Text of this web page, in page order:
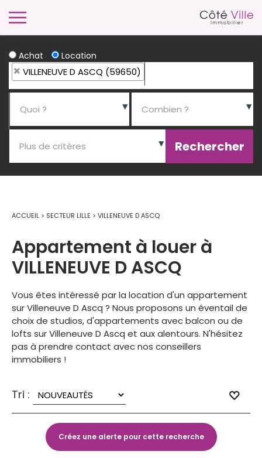
Achat Location
VILLENEUVE D ASCQ (59650)
ACCUEIL > SECTEUR LILLE > VILLENEUVE D ASCQ
Appartement à louer à
VILLENEUVE D ASCQ
Vous êtes intéressé par la location d'un appartement
sur Villeneuve D Ascq ? Nous proposons un éventail de
choix de studios, d'appartements avec balcon ou de
lofts sur Villeneuve D Ascq et aux alentours. N'hésitez
pas à prendre contact avec nos conseillers
immobiliers !
Tri :